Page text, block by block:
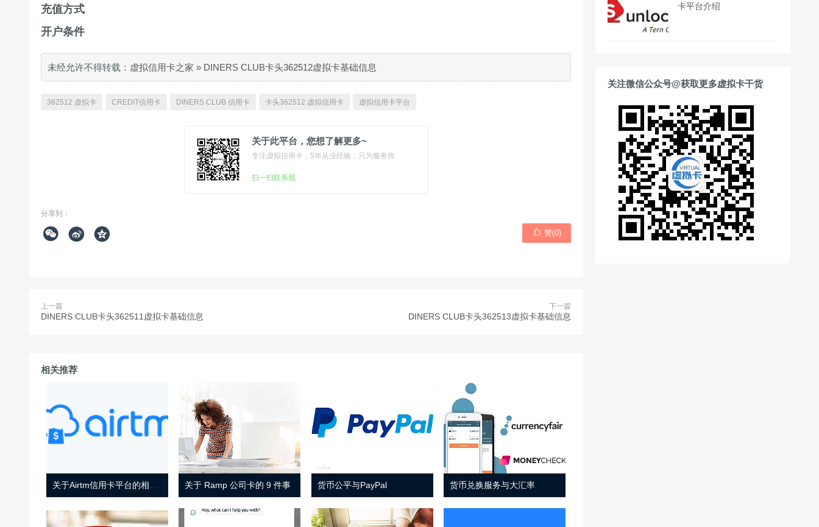
充值方式
开户条件
未经允许不得转载： 虚拟信用卡之家 » DINERS CLUB卡头362512虚拟卡基础信息
362512 虚拟卡 CREDIT信用卡 DINERS CLUB 信用卡 卡头362512 虚拟信用卡 虚拟信用卡平台
关于此平台，您想了解更多~
专注虚拟信用卡，5年从业经验，只为服务你
扫一扫联系我
分享到：
    赞(0)
上一篇
DINERS CLUB卡头362511虚拟卡基础信息
下一篇
DINERS CLUB卡头362513虚拟卡基础信息
相关推荐
关于 Ramp 公司卡的 9 件事 货币公平与PayPal 货币兑换服务与大汇率
卡平台介绍
关注微信公众号@获取更多虚拟卡干货